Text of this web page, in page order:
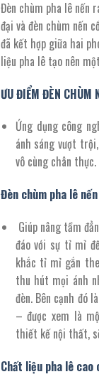
Đèn chùm pha lê nến
đại và đèn chùm nến
đã kết hợp giữa hai
liệu pha lê tạo nên
ƯU ĐIỂM ĐÈN
Ứng dụng công
ánh sáng vượt
vô cùng chân thực.
Đèn chùm pha lê
Giúp nâng tầm
đáo với sự tỉ mỉ
khắc tỉ mỉ gắn
thu hút mọi ánh
đèn. Bên cạnh đó
– được xem là
thiết kế nội thất,
Chất liệu pha lê